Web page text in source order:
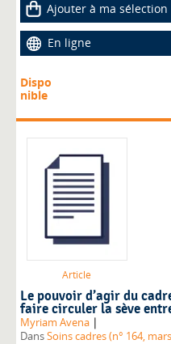
Ajouter à ma sélection
En ligne
Dispo
nible
Article
Le pouvoir d’agir du
faire circuler la sève
Myriam Avena |
DansSoins cadres (n° 164,